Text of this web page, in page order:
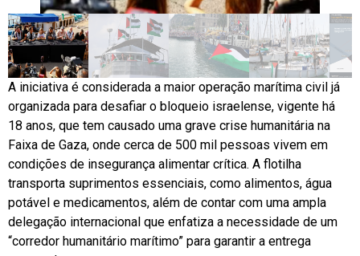
A iniciativa é considerada a maior operação marítima civil já
organizada para desafiar o bloqueio israelense, vigente há
18 anos, que tem causado uma grave crise humanitária na
Faixa de Gaza, onde cerca de 500 mil pessoas vivem em
condições de insegurança alimentar crítica. A flotilha
transporta suprimentos essenciais, como alimentos, água
potável e medicamentos, além de contar com uma ampla
delegação internacional que enfatiza a necessidade de um
“corredor humanitário marítimo” para garantir a entrega